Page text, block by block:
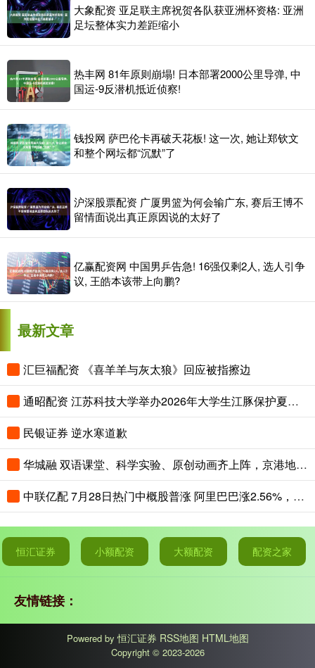
大象配资 亚足联主席祝贺各队获亚洲杯资格: 亚洲
足坛整体实力差距缩小
热丰网 81年原则崩塌! 日本部署2000公里导弹, 中
国运-9反潜机抵近侦察!
钱投网 萨巴伦卡再破天花板! 这一次, 她让郑钦文
和整个网坛都“沉默”了
沪深股票配资 广厦男篮为何会输广东, 赛后王博不
留情面说出真正原因说的太好了
亿赢配资网 中国男乒告急! 16强仅剩2人, 选人引争
议, 王皓本该带上向鹏?
最新文章
汇巨福配资 《喜羊羊与灰太狼》回应被指擦边
通昭配资 江苏科技大学举办2026年大学生江豚保护夏令营
民银证券 逆水寒道歉
华城融 双语课堂、科学实验、原创动画齐上阵，京港地铁安全课堂趣味开讲
中联亿配 7月28日热门中概股普涨 阿里巴巴涨2.56%，拼多多涨2.65%
恒汇证券 小额配资 大额配资 配资之家
友情链接：
Powered by恒汇证券 RSS地图 HTML地图
Copyright © 2023-2026